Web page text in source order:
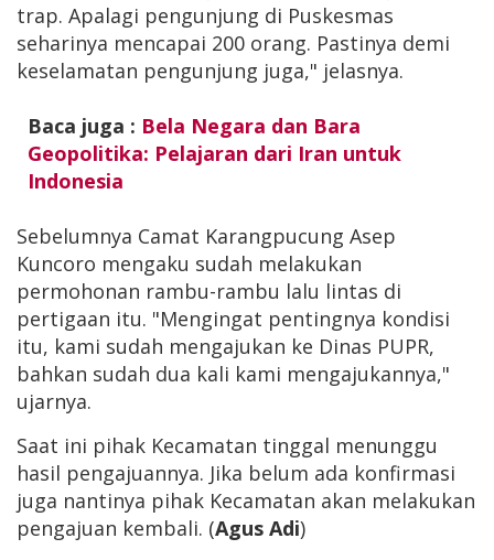
trap. Apalagi pengunjung di Puskesmas
seharinya mencapai 200 orang. Pastinya demi
keselamatan pengunjung juga," jelasnya.
Baca juga : Bela Negara dan Bara
Geopolitika: Pelajaran dari Iran untuk
Indonesia
Sebelumnya Camat Karangpucung Asep
Kuncoro mengaku sudah melakukan
permohonan rambu-rambu lalu lintas di
pertigaan itu. "Mengingat pentingnya kondisi
itu, kami sudah mengajukan ke Dinas PUPR,
bahkan sudah dua kali kami mengajukannya,"
ujarnya.
Saat ini pihak Kecamatan tinggal menunggu
hasil pengajuannya. Jika belum ada konfirmasi
juga nantinya pihak Kecamatan akan melakukan
pengajuan kembali. (Agus Adi)